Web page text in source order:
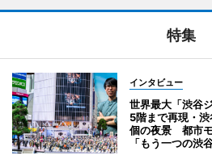
特集
インタビュー
世界最大「渋谷
5階まで再現・
個の夜景 都市
「もう一つの渋谷